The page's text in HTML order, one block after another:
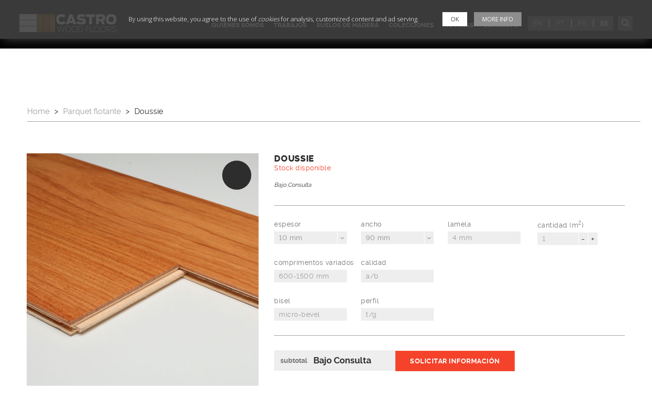
QUIÉNES SOMOS TRABAJOS SUELOS DE MADERA COLECCIONES NOTICIAS CONTACTO
Home > Parquet flotante > Doussie
DOUSSIE
Stock disponible
Bajo Consulta
espesor
10 mm
ancho
90 mm
lamela
comprimentos variados calidad
bisel perfil
cantidad (m2)
- +
subtotal Bajo Consulta SOLICITAR INFORMACIÓN
By using this website, you agree to the use ofcookiesfor analysis, customized content and ad serving. OK MORE INFO